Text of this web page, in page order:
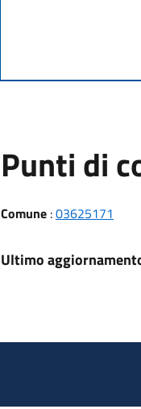
Punti di
Comune:03625171
Ultimo